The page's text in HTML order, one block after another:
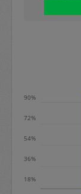
定期
期
用が
18%
36%
54%
72%
90%